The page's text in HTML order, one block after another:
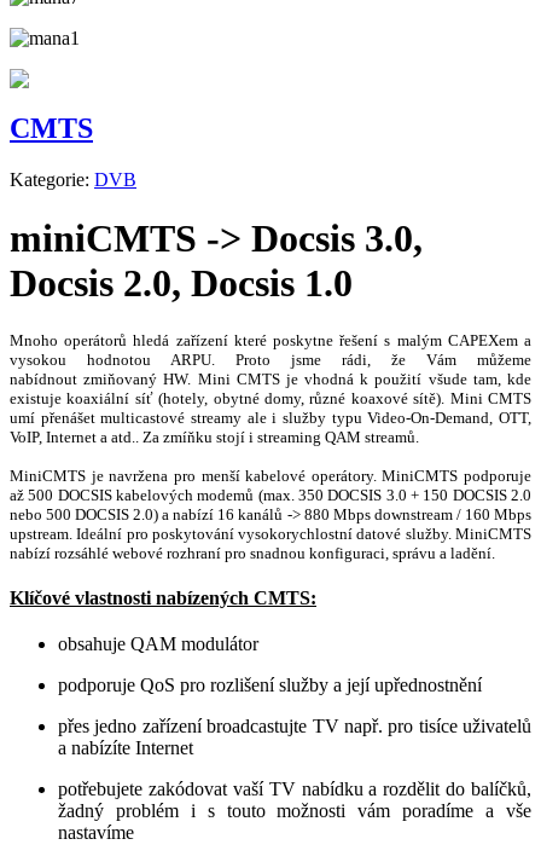
CMTS
Kategorie: DVB
miniCMTS -> Docsis 3.0,
Docsis 2.0, Docsis 1.0
Mnoho operátorů hledá zařízení které poskytne řešení s malým CAPEXem a
vysokou hodnotou ARPU. Proto jsme rádi, že Vám můžeme
nabídnout zmiňovaný HW. Mini CMTS je vhodná k použití všude tam, kde
existuje koaxiální síť (hotely, obytné domy, různé koaxové sítě). Mini CMTS
umí přenášet multicastové streamy ale i služby typu Video-On-Demand, OTT,
VoIP, Internet a atd.. Za zmíňku stojí i streaming QAM streamů.
MiniCMTS je navržena pro menší kabelové operátory. MiniCMTS podporuje
až 500 DOCSIS kabelových modemů (max. 350 DOCSIS 3.0 + 150 DOCSIS 2.0
nebo 500 DOCSIS 2.0) a nabízí 16 kanálů -> 880 Mbps downstream / 160 Mbps
upstream. Ideální pro poskytování vysokorychlostní datové služby. MiniCMTS
nabízí rozsáhlé webové rozhraní pro snadnou konfiguraci, správu a ladění.
Klíčové vlastnosti nabízených CMTS:
obsahuje QAM modulátor
podporuje QoS pro rozlišení služby a její upřednostnění
přes jedno zařízení broadcastujte TV např. pro tisíce uživatelů
a nabízíte Internet
potřebujete zakódovat vaší TV nabídku a rozdělit do balíčků,
žadný problém i s touto možnosti vám poradíme a vše
nastavíme